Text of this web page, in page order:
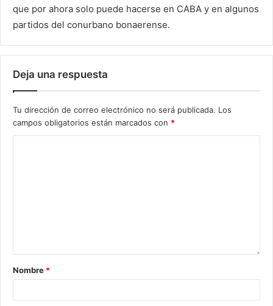
que por ahora solo puede hacerse en CABA y en algunos
partidos del conurbano bonaerense.
Deja una respuesta
Tu dirección de correo electrónico no será publicada. Los
campos obligatorios están marcados con *
Nombre *